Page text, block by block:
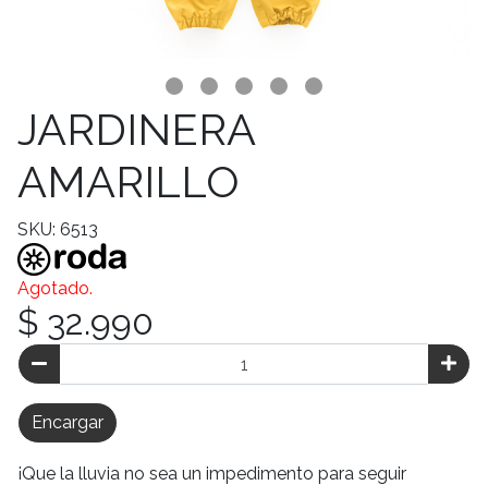
JARDINERA
AMARILLO
SKU: 6513
Agotado.
$ 32.990
Encargar
¡Que la lluvia no sea un impedimento para seguir